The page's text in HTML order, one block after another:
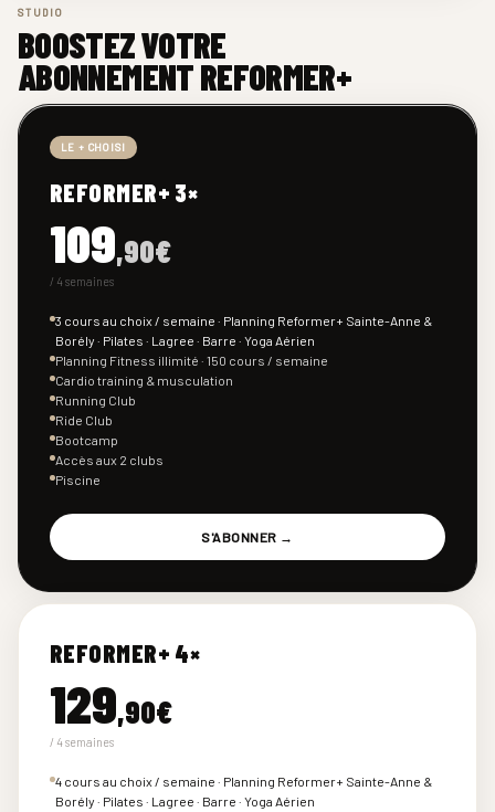
STUDIO
BOOSTEZ VOTRE
ABONNEMENT REFORMER+
LE + CHOISI
REFORMER+ 3×
109,90€
/ 4 semaines
3 cours au choix / semaine · Planning Reformer+ Sainte-Anne &
Borély · Pilates · Lagree · Barre · Yoga Aérien
Planning Fitness illimité · 150 cours / semaine
Cardio training & musculation
Running Club
Ride Club
Bootcamp
Accès aux 2 clubs
Piscine
S'ABONNER →
REFORMER+ 4×
129,90€
/ 4 semaines
4 cours au choix / semaine · Planning Reformer+ Sainte-Anne &
Borély · Pilates · Lagree · Barre · Yoga Aérien